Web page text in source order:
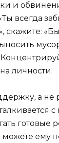
и
всегда
скажите:
личности.
а не
готовые
можете ему